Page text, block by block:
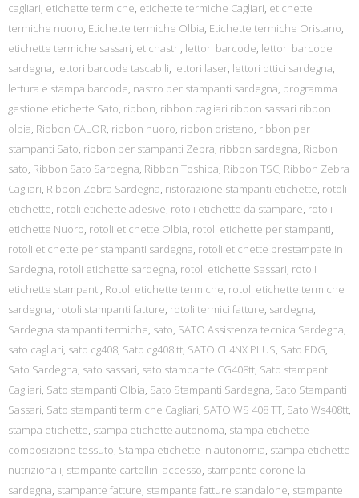
cagliari, etichette termiche, etichette termiche Cagliari, etichette
termiche nuoro, Etichette termiche Olbia, Etichette termiche Oristano,
etichette termiche sassari, eticnastri, lettori barcode, lettori barcode
sardegna, lettori barcode tascabili, lettori laser, lettori ottici sardegna,
lettura e stampa barcode, nastro per stampanti sardegna, programma
gestione etichette Sato, ribbon, ribbon cagliari ribbon sassari ribbon
olbia, Ribbon CALOR, ribbon nuoro, ribbon oristano, ribbon per
stampanti Sato, ribbon per stampanti Zebra, ribbon sardegna, Ribbon
sato, Ribbon Sato Sardegna, Ribbon Toshiba, Ribbon TSC, Ribbon Zebra
Cagliari, Ribbon Zebra Sardegna, ristorazione stampanti etichette, rotoli
etichette, rotoli etichette adesive, rotoli etichette da stampare, rotoli
etichette Nuoro, rotoli etichette Olbia, rotoli etichette per stampanti,
rotoli etichette per stampanti sardegna, rotoli etichette prestampate in
Sardegna, rotoli etichette sardegna, rotoli etichette Sassari, rotoli
etichette stampanti, Rotoli etichette termiche, rotoli etichette termiche
sardegna, rotoli stampanti fatture, rotoli termici fatture, sardegna,
Sardegna stampanti termiche, sato, SATO Assistenza tecnica Sardegna,
sato cagliari, sato cg408, Sato cg408 tt, SATO CL4NX PLUS, Sato EDG,
Sato Sardegna, sato sassari, sato stampante CG408tt, Sato stampanti
Cagliari, Sato stampanti Olbia, Sato Stampanti Sardegna, Sato Stampanti
Sassari, Sato stampanti termiche Cagliari, SATO WS 408 TT, Sato Ws408tt,
stampa etichette, stampa etichette autonoma, stampa etichette
composizione tessuto, Stampa etichette in autonomia, stampa etichette
nutrizionali, stampante cartellini accesso, stampante coronella
sardegna, stampante fatture, stampante fatture standalone, stampante